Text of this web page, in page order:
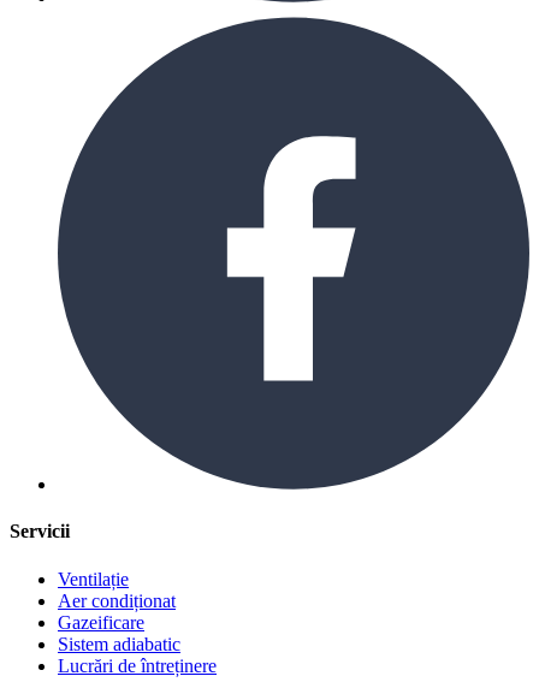
Servicii
Ventilație
Aer condiționat
Gazeificare
Sistem adiabatic
Lucrări de întreținere